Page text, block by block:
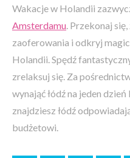
Wakacje w Holandii
Amsterdamu. Przekonaj
zaoferowania i odkryj
Holandii. Spędź
zrelaksuj się. Za
wynająć łódź na jeden
znajdziesz łódź
budżetowi.